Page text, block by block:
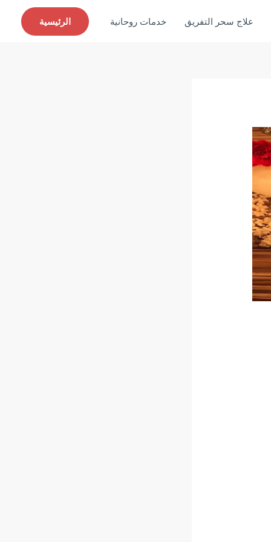
علاج سحر التفريق خدمات روحانية الرئيسية